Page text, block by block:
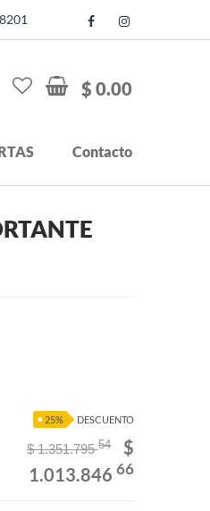
$ 0.00
Contacto
25% DESCUENTO
$ 1.351.79554
$
1.013.846 66